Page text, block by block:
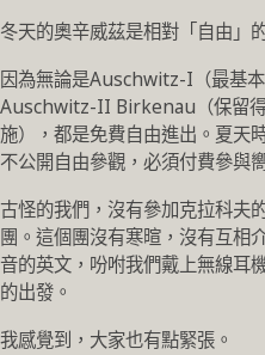
冬天的奧辛威茲是相對「自由」
因為無論是Auschwitz-I（最基
Auschwitz-II Birkenau（保留
施），都是免費自由進出。夏
不公開自由參觀，必須付費參與
古怪的我們，沒有參加克拉科夫
團。這個團沒有寒暄，沒有互相
音的英文，吩咐我們戴上無線耳
的出發。
我感覺到，大家也有點緊張。